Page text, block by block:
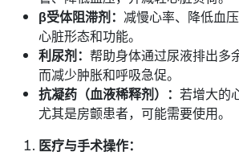
β受体阻滞剂： 减慢心率、降低血
心脏形态和功能。
利尿剂： 帮助身体通过尿液排出多
而减少肿胀和呼吸急促。
抗凝药（血液稀释剂）： 若增大的
尤其是房颤患者，可能需要使用。
医疗与手术操作：